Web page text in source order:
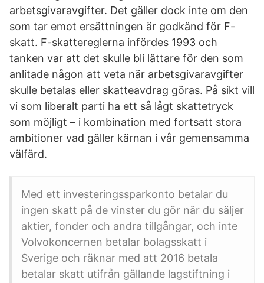
arbetsgivaravgifter. Det gäller dock inte om den
som tar emot ersättningen är godkänd för F-
skatt. F-skattereglerna infördes 1993 och
tanken var att det skulle bli lättare för den som
anlitade någon att veta när arbetsgivaravgifter
skulle betalas eller skatteavdrag göras. På sikt vill
vi som liberalt parti ha ett så lågt skattetryck
som möjligt – i kombination med fortsatt stora
ambitioner vad gäller kärnan i vår gemensamma
välfärd.
Med ett investeringssparkonto betalar du
ingen skatt på de vinster du gör när du säljer
aktier, fonder och andra tillgångar, och inte
Volvokoncernen betalar bolagsskatt i
Sverige och räknar med att 2016 betala
betalar skatt utifrån gällande lagstiftning i